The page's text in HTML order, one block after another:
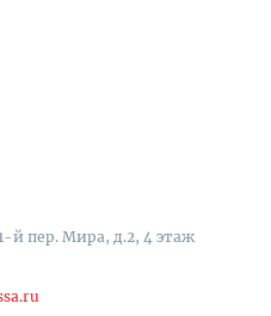
1-й пер. Мира, д.2, 4 этаж